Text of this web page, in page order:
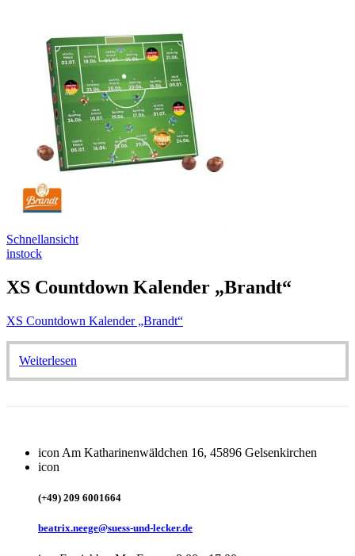
Schnellansicht
instock
XS Countdown Kalender „Brandt“
XS Countdown Kalender „Brandt“
Weiterlesen
icon Am Katharinenwäldchen 16, 45896 Gelsenkirchen
icon
(+49) 209 6001664
beatrix.neege@suess-und-lecker.de